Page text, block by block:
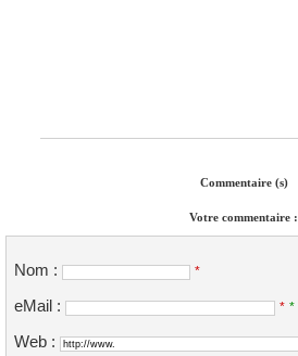
Commentaire (s)
Votre commentaire :
Nom : *
eMail : * *
Web :